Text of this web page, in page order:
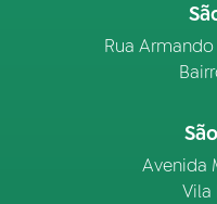
Rua Armando
Avenida
Vila